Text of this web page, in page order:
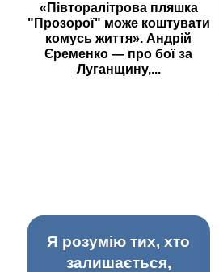
«Півторалітрова пляшка
"Прозорої" може коштувати
комусь життя». Андрій
Єременко — про бої за
Луганщину,...
Я розумію тих, хто
залишається,